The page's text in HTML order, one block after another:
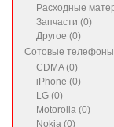
Расходные
Запчасти (0)
Другое (0)
Сотовые
CDMA (0)
iPhone (0)
LG (0)
Motorolla (0)
Nokia (0)